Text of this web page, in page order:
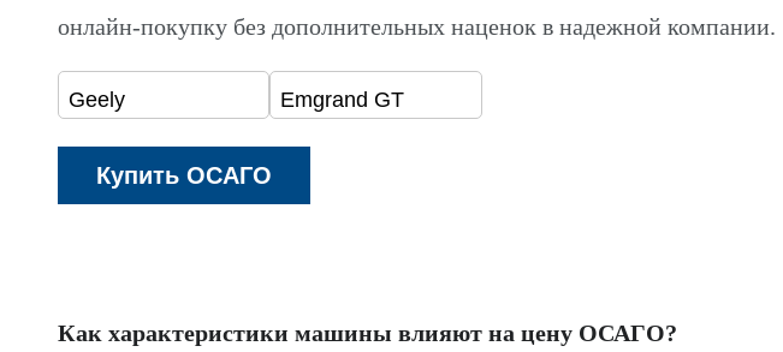
онлайн-покупку без дополнительных наценок в надежной компании.
Как характеристики машины влияют на цену ОСАГО?